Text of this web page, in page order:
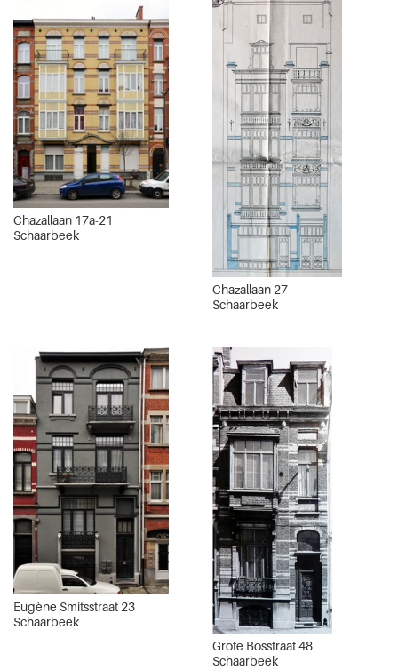
Chazallaan 17a-21
Schaarbeek
Chazallaan 27
Schaarbeek
Eugène Smitsstraat 23
Schaarbeek
Grote Bosstraat 48
Schaarbeek